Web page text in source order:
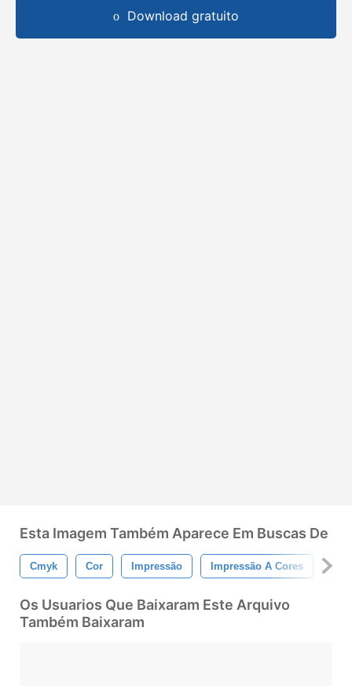
Download gratuito
Esta Imagem Também Aparece Em Buscas De
Cmyk Cor Impressão Impressão A Cores
Os Usuarios Que Baixaram Este Arquivo
Também Baixaram